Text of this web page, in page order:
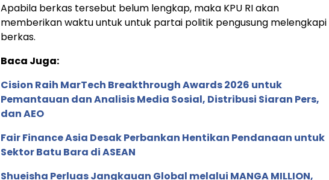
Apabila berkas tersebut belum lengkap, maka KPU RI akan
memberikan waktu untuk untuk partai politik pengusung melengkapi
berkas.
Baca Juga:
Cision Raih MarTech Breakthrough Awards 2026 untuk
Pemantauan dan Analisis Media Sosial, Distribusi Siaran Pers,
dan AEO
Fair Finance Asia Desak Perbankan Hentikan Pendanaan untuk
Sektor Batu Bara di ASEAN
Shueisha Perluas Jangkauan Global melalui MANGA MILLION,